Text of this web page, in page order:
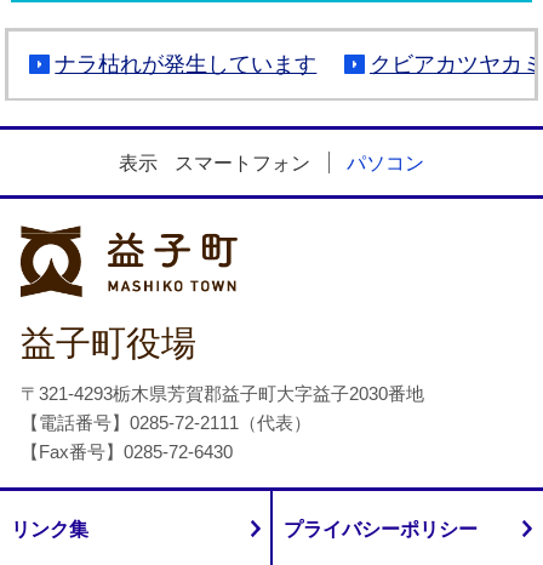
ナラ枯れが発生しています クビアカツヤカ
表示 スマートフォン パソコン
益子町役場
〒321-4293栃木県芳賀郡益子町大字益子2030番地
【電話番号】0285-72-2111（代表）
【Fax番号】0285-72-6430
リンク集 プライバシーポリシー